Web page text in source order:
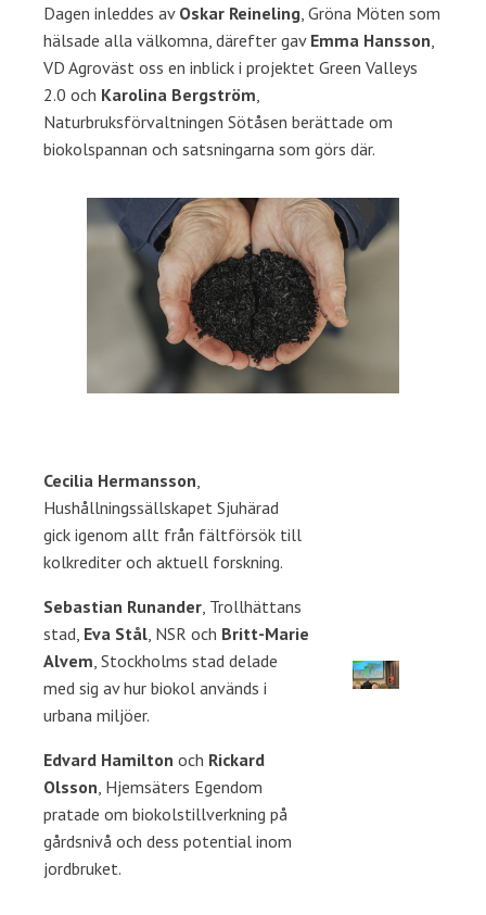
Dagen inleddes av Oskar Reineling, Gröna Möten som
hälsade alla välkomna, därefter gav Emma Hansson,
VD Agroväst oss en inblick i projektet Green Valleys
2.0 och Karolina Bergström,
Naturbruksförvaltningen Sötåsen berättade om
biokolspannan och satsningarna som görs där.
Cecilia Hermansson,
Hushållningssällskapet Sjuhärad
gick igenom allt från fältförsök till
kolkrediter och aktuell forskning.
Sebastian Runander, Trollhättans
stad, Eva Stål, NSR och Britt-Marie
Alvem, Stockholms stad delade
med sig av hur biokol används i
urbana miljöer.
Edvard Hamilton och Rickard
Olsson, Hjemsäters Egendom
pratade om biokolstillverkning på
gårdsnivå och dess potential inom
jordbruket.